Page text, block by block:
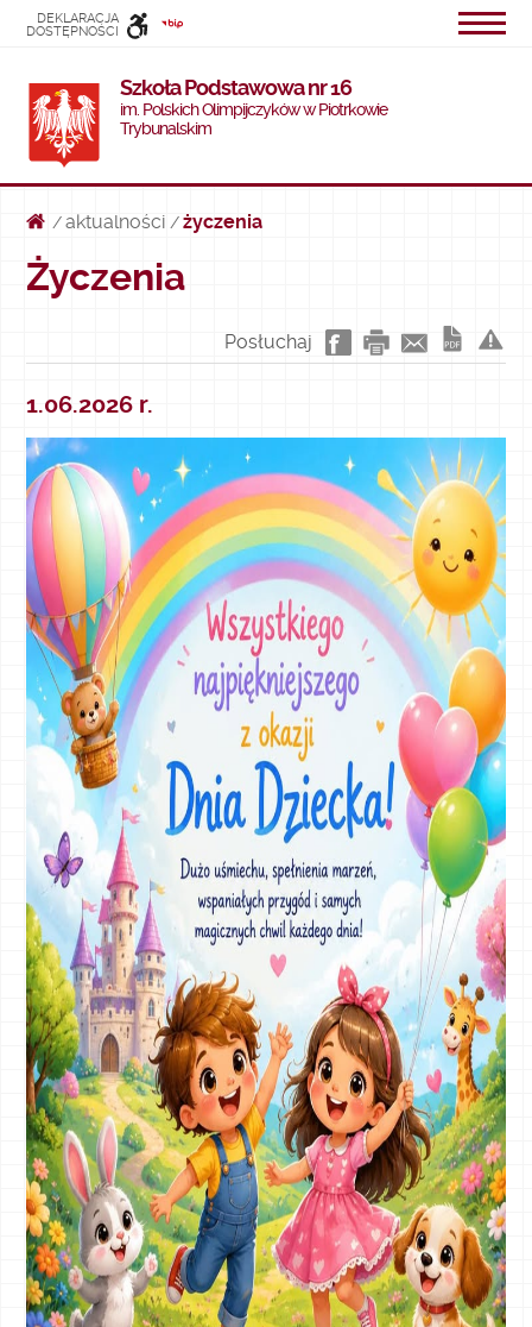
DEKLARACJA
DOSTĘPNOŚCI
PUBLICZNEJ
Szkoła Podstawowa nr 16
im. Polskich Olimpijczyków w Piotrkowie
Trybunalskim
/ aktualności/ życzenia
Życzenia
Posłuchaj
1.06.2026 r.